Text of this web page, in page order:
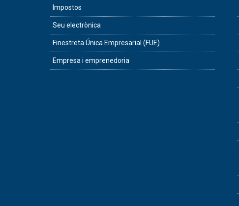
Impostos
Seu electrònica
Finestreta Única Empresarial (FUE)
Empresa i emprenedoria